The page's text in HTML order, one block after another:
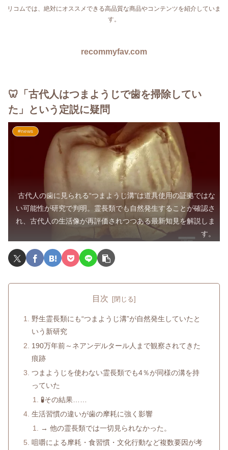
リコムでは、絶対にオススメできる高品質な商品やコンテンツを紹介していま
す。
recommyfav.com
🦷「古代人はつまようじで歯を掃除してい
た」という定説に疑問
#news
古代人の歯に見られる“つまようじ溝”は道具使用の証拠ではな
い可能性が研究で判明。霊長類でも自然発生することが確認さ
れ、古代人の生活像が再評価されつつある最新知見を解説しま
す。
目次
野生霊長類にも“つまようじ溝”が自然発生していたと
いう新研究
190万年前～ネアンデルタール人まで観察されてきた
痕跡
つまようじを使わない霊長類でも4％が同様の溝を持
っていた
🧪その結果……
生活習慣の違いが歯の摩耗に強く影響
→ 他の霊長類では一切見られなかった。
咀嚼による摩耗・食習慣・文化行動など複数要因が考